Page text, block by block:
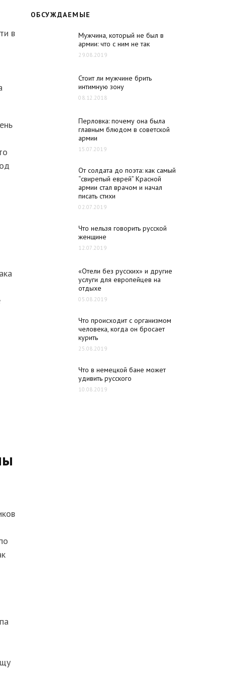
в
ОБСУЖДАЕМЫЕ
Мужчина, который не был в
армии: что с ним не так
29.08.2019
Стоит ли мужчине брить
интимную зону
08.12.2018
Перловка: почему она была
главным блюдом в советской
армии
15.07.2019
От солдата до поэта: как самый
“свирепый еврей” Красной
армии стал врачом и начал
писать стихи
02.07.2019
Что нельзя говорить русской
женщине
12.07.2019
«Отели без русских» и другие
услуги для европейцев на
отдыхе
05.08.2019
Что происходит с организмом
человека, когда он бросает
курить
25.08.2019
Что в немецкой бане может
удивить русского
10.08.2019